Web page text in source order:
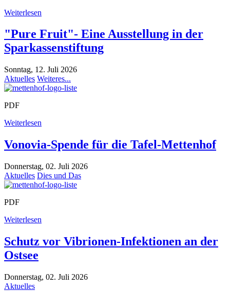
Weiterlesen
"Pure Fruit"- Eine Ausstellung in der
Sparkassenstiftung
Sonntag, 12. Juli 2026
Aktuelles Weiteres...
PDF
Weiterlesen
Vonovia-Spende für die Tafel-Mettenhof
Donnerstag, 02. Juli 2026
Aktuelles Dies und Das
PDF
Weiterlesen
Schutz vor Vibrionen-Infektionen an der
Ostsee
Donnerstag, 02. Juli 2026
Aktuelles